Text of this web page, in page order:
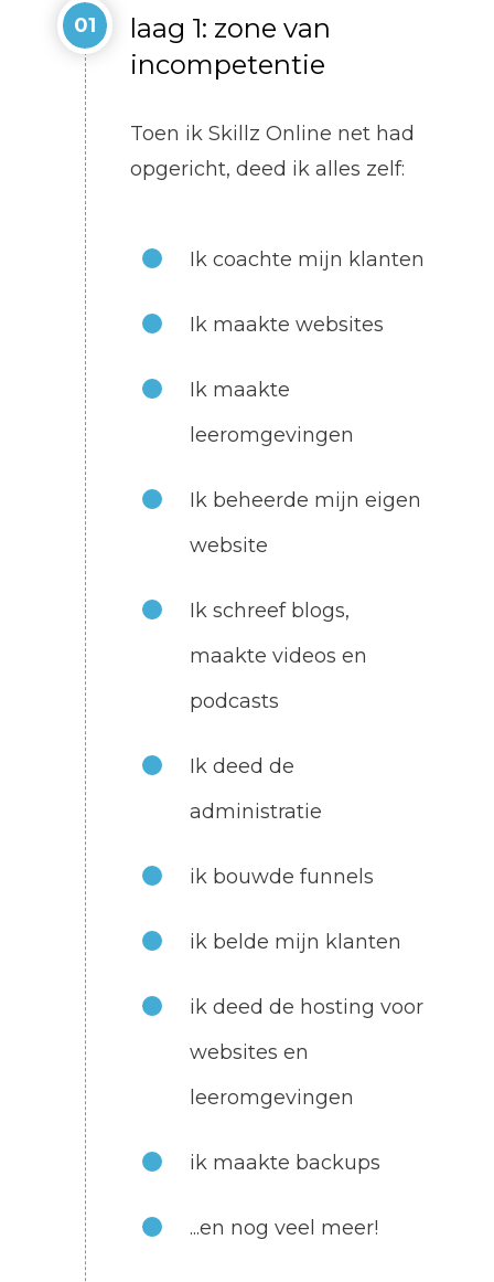
01
laag 1: zone van
incompetentie
Toen ik Skillz Online net had
opgericht, deed ik alles zelf:
Ik coachte mijn klanten
Ik maakte websites
Ik maakte
leeromgevingen
Ik beheerde mijn eigen
website
Ik schreef blogs,
maakte videos en
podcasts
Ik deed de
administratie
ik bouwde funnels
ik belde mijn klanten
ik deed de hosting voor
websites en
leeromgevingen
ik maakte backups
...en nog veel meer!